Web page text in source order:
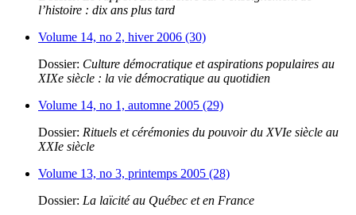
l’histoire : dix ans plus tard
Volume 14, no 2, hiver 2006 (30)
Dossier: Culture démocratique et aspirations populaires au
XIXe siècle : la vie démocratique au quotidien
Volume 14, no 1, automne 2005 (29)
Dossier: Rituels et cérémonies du pouvoir du XVIe siècle au
XXIe siècle
Volume 13, no 3, printemps 2005 (28)
Dossier: La laïcité au Québec et en France